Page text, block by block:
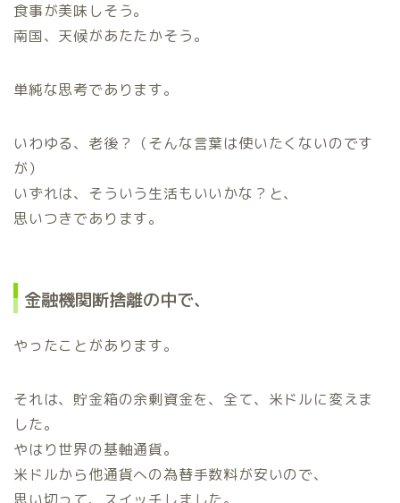
食事が美味しそう。
南国、天候があたたかそう。
単純な思考であります。
いわゆる、老後？（そんな言葉は使いたくないのです
が）
いずれは、そういう生活もいいかな？と、
思いつきであります。
金融機関断捨離の中で、
やったことがあります。
それは、貯金箱の余剰資金を、全て、米ドルに変えま
した。
やはり世界の基軸通貨。
米ドルから他通貨への為替手数料が安いので、